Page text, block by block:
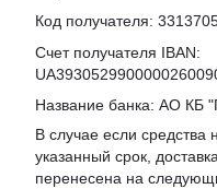
Код получателя:
Счет получателя IBAN:
Название банка: АО КБ
В случае если средства
указанный срок,
перенесена на